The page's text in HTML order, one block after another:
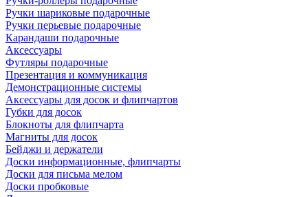
Ручки шариковые подарочные
Ручки перьевые подарочные
Карандаши подарочные
Аксессуары
Футляры подарочные
Презентация и коммуникация
Демонстрационные системы
Аксессуары для досок и флипчартов
Губки для досок
Блокноты для флипчарта
Магниты для досок
Бейджи и держатели
Доски информационные, флипчарты
Доски для письма мелом
Доски пробковые